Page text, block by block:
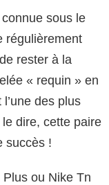
sous le
régulièrement
rester à la
« requin » en
des plus
dire, cette paire
succès !
Plus ou Nike Tn